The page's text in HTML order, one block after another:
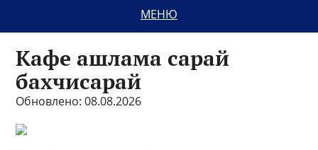
МЕНЮ
Кафе ашлама сарай
бахчисарай
Обновлено: 08.08.2026